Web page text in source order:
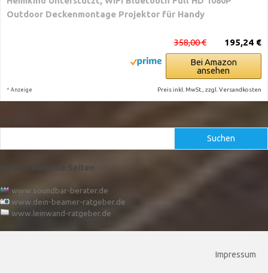
Outdoor Deckenmontage Projektor für Handy
195,24 €
358,00 €
Bei Amazon
ansehen
* Anzeige Preis inkl. MwSt., zzgl. Versandkosten
Suchen
Weiterführende Seiten
www.soundbar-berater.de
www.dein-beamer-ratgeber.de
www.leinwand-ratgeber.de
Impressum